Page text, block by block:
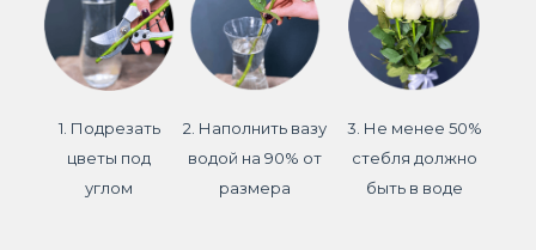
1. Подрезать
цветы под
углом
2. Наполнить вазу
водой на 90% от
размера
3. Не менее 50%
стебля должно
быть в воде